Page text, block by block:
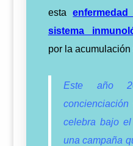
estaenfermedad
sistema
por la
Este año
celebra bajo
una campaña